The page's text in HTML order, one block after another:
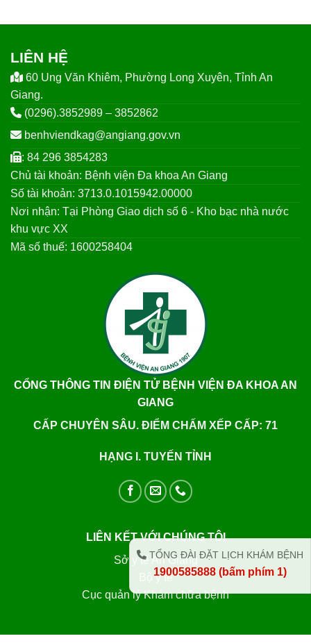
LIÊN HỆ
60 Ung Văn Khiêm, Phường Long Xuyên, Tỉnh An
Giang.
(0296).3852989 – 3852862
benhviendkag@angiang.gov.vn
: 84 296 3854283
Chủ tài khoản: Bệnh viện Đa khoa An Giang
Số tài khoản: 3713.0.1015942.00000
Nơi nhận: Tại Phòng Giao dịch số 6 - Kho bạc nhà nước
khu vực XX
Mã số thuế: 1600258404
CỔNG THÔNG TIN ĐIỆN TỬ BỆNH VIỆN ĐA KHOA AN
GIANG
CẤP CHUYÊN SÂU. ĐIỂM CHẤM XẾP CẤP: 71
HẠNG I. TUYẾN TỈNH
LIÊN KẾT VỚI CHÚNG TÔI
Sở y tế An Giang
Bộ y tế
Cục quản lý Khám chữa bệnh
TỔNG ĐÀI ĐẶT LỊCH KHÁM BỆNH
1900585888 (bấm phím 1)